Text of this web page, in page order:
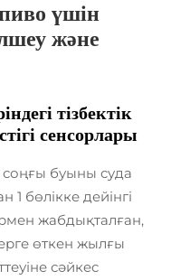
үшін
және
тізбектік
сенсорлары
буыны суда
1 бөлікке дейінгі
жабдықталған,
өткен жылғы
сәйкес